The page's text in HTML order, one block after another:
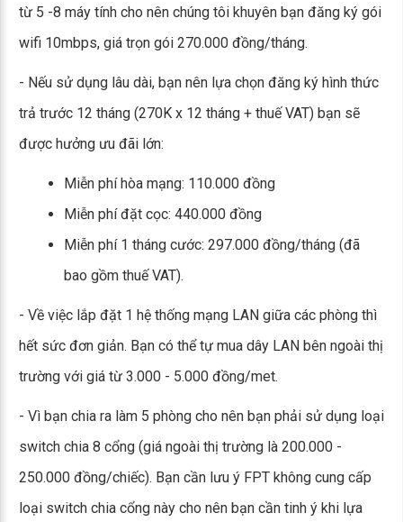
từ 5 -8 máy tính cho nên chúng tôi khuyên bạn đăng ký gói
wifi 10mbps, giá trọn gói 270.000 đồng/tháng.
- Nếu sử dụng lâu dài, bạn nên lựa chọn đăng ký hình thức
trả trước 12 tháng (270K x 12 tháng + thuế VAT) bạn sẽ
được hưởng ưu đãi lớn:
Miễn phí hòa mạng: 110.000 đồng
Miễn phí đặt cọc: 440.000 đồng
Miễn phí 1 tháng cước: 297.000 đồng/tháng (đã
bao gồm thuế VAT).
- Về việc lắp đặt 1 hệ thống mạng LAN giữa các phòng thì
hết sức đơn giản. Bạn có thể tự mua dây LAN bên ngoài thị
trường với giá từ 3.000 - 5.000 đồng/met.
- Vì bạn chia ra làm 5 phòng cho nên bạn phải sử dụng loại
switch chia 8 cổng (giá ngoài thị trường là 200.000 -
250.000 đồng/chiếc). Bạn cần lưu ý FPT không cung cấp
loại switch chia cổng này cho nên bạn cần tinh ý khi lựa